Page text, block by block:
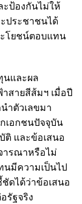
ป้องกันไม่ให้
ประชาชนได้
ะโยชน์ตอบแทน
นและผล
สายสีส้มฯ เมื่อปี
ำตัวเลขมา
เอกชนปัจจุบัน
ติ และข้อเสนอ
ารณาหรือไม่
มีความเป็นไป
ชัดได้ว่าข้อเสนอ
รัฐจริง